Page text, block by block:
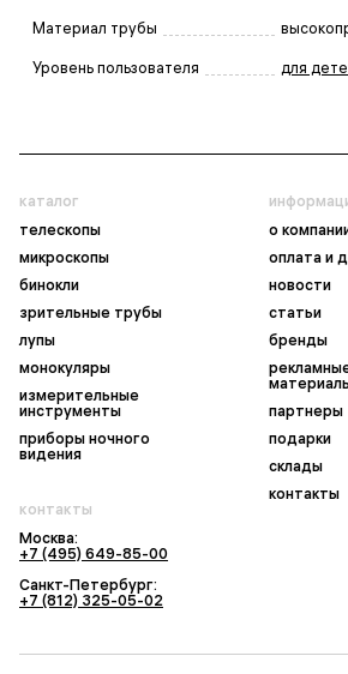
Материал трубы
Уровень пользователя для
каталог
телескопы
микроскопы
бинокли
зрительные трубы
лупы
монокуляры
измерительные
инструменты
приборы ночного
видения
о
оплата и
новости
статьи
бренды
партнеры
подарки
склады
контакты
контакты
Москва:
+7 (495) 649-85-00
Санкт-Петербург:
+7 (812) 325-05-02